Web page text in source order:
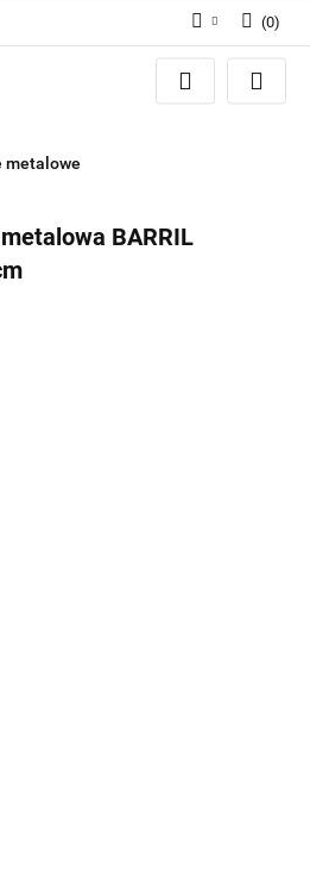
Zaloguj się
(0)
metalowe
BARRIL